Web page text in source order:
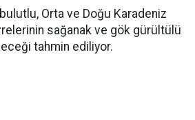
Orta ve Doğu Karadeniz
sağanak ve gök gürültülü
tahmin ediliyor.